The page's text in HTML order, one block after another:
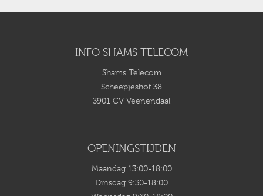
INFO SHAMS TELECOM
Shams Telecom
Scheepjeshof 38
3901 CV Veenendaal
OPENINGSTIJDEN
Maandag 13:00-18:00
Dinsdag 9:30-18:00